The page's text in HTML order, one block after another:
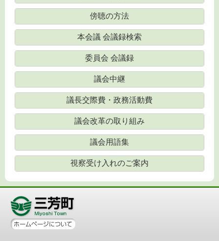
傍聴の方法
本会議 会議録検索
委員会 会議録
議会中継
議長交際費・政務活動費
議会改革の取り組み
議会用語集
視察受け入れのご案内